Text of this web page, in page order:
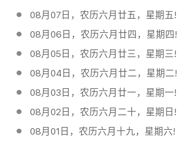
08月07日，农历六月廿五，星期五!
08月06日，农历六月廿四，星期四!
08月05日，农历六月廿三，星期三!
08月04日，农历六月廿二，星期二!
08月03日，农历六月廿一，星期一!
08月02日，农历六月二十，星期日!
08月01日，农历六月十九，星期六!